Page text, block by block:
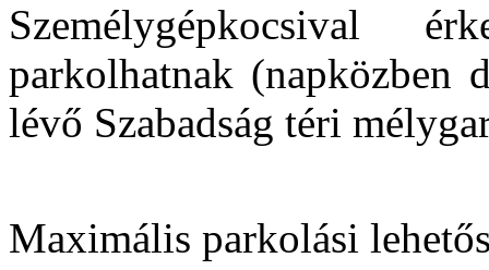
Személygépkocsival
parkolhatnak (napközben
lévő Szabadság téri
Maximális parkolási